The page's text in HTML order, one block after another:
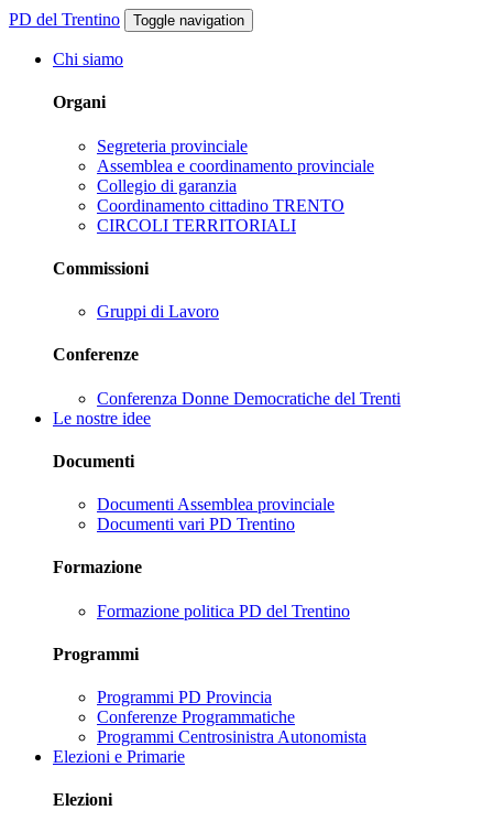
PD del Trentino Toggle navigation
Chi siamo
Organi
Segreteria provinciale
Assemblea e coordinamento provinciale
Collegio di garanzia
Coordinamento cittadino TRENTO
CIRCOLI TERRITORIALI
Commissioni
Gruppi di Lavoro
Conferenze
Conferenza Donne Democratiche del Trenti
Le nostre idee
Documenti
Documenti Assemblea provinciale
Documenti vari PD Trentino
Formazione
Formazione politica PD del Trentino
Programmi
Programmi PD Provincia
Conferenze Programmatiche
Programmi Centrosinistra Autonomista
Elezioni e Primarie
Elezioni